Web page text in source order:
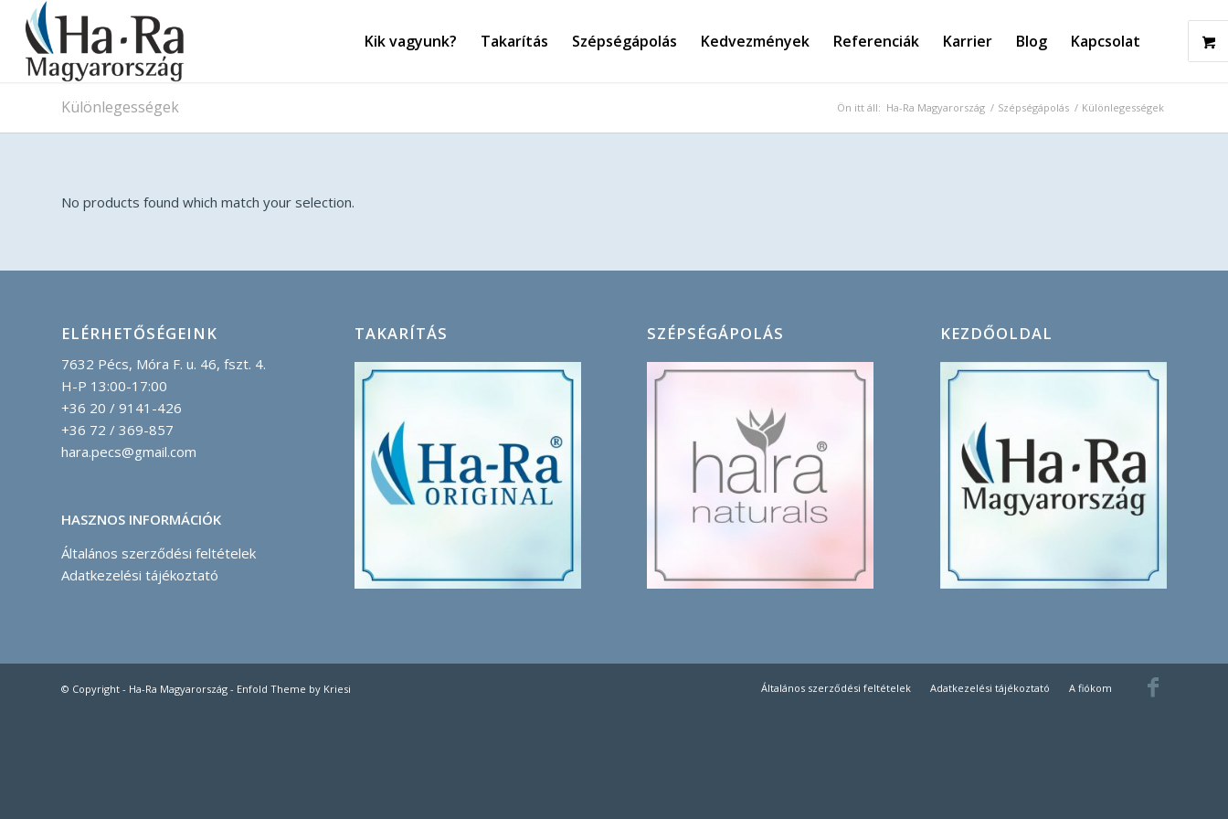
Kik vagyunk? Takarítás Szépségápolás Kedvezmények Referenciák Karrier Blog Kapcsolat
Különlegességek Ön itt áll: Ha-Ra Magyarország / Szépségápolás / Különlegességek
No products found which match your selection.
ELÉRHETŐSÉGEINK
7632 Pécs, Móra F. u. 46, fszt. 4.
H-P 13:00-17:00
+36 20 / 9141-426
+36 72 / 369-857
hara.pecs@gmail.com
HASZNOS INFORMÁCIÓK
Általános szerződési feltételek
Adatkezelési tájékoztató
TAKARÍTÁS SZÉPSÉGÁPOLÁS KEZDŐOLDAL
© Copyright - Ha-Ra Magyarország - Enfold Theme by Kriesi Általános szerződési feltételek Adatkezelési tájékoztató A fiókom